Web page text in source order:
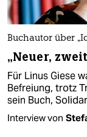
Buchautor über
„Neuer,
Für Linus Giese
Befreiung, trotz
sein Buch,
Interview von